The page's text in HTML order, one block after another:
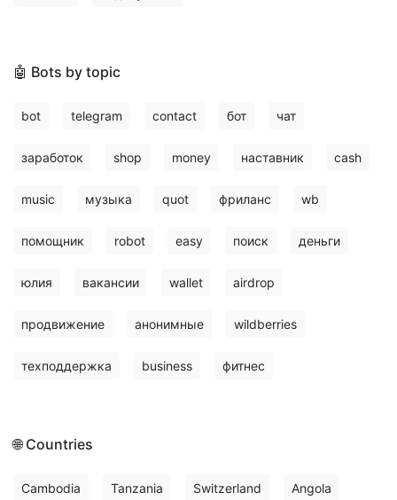
🤖 Bots by topic
bot telegram contact бот чат
заработок shop money наставник cash
music музыка quot фриланс wb
помощник robot easy поиск деньги
юлия вакансии wallet airdrop
продвижение анонимные wildberries
техподдержка business фитнес
🌐 Countries
Cambodia Tanzania Switzerland Angola